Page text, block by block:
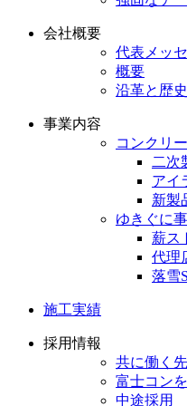
会社概要
代表メッ
概要
沿革と歴史
事業内容
コンクリ
二次
アイ
新製
ゆきぐに
薪ス
代理
落雪
施工実績
採用情報
共に働く
富士コン
中途採用